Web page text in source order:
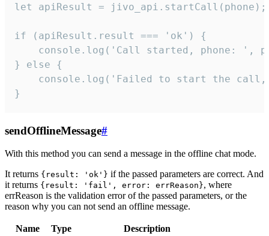
let apiResult = jivo_api.startCall(phone);
if (apiResult.result === 'ok') {
console.log('Call started, phone: ',
} else {
console.log('Failed to start the
}
sendOfflineMessage#
With this method you can send a message in the offline chat mode.
It returns {result: 'ok'} if the passed parameters are correct. And
it returns {result: 'fail', error: errReason}, where
errReason is the validation error of the passed parameters, or the
reason why you can not send an offline message.
Name Type
Description